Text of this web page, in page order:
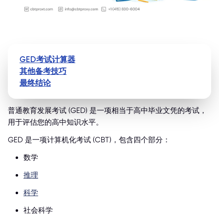
GED考试计算器
其他备考技巧
最终结论
普通教育发展考试 (GED) 是一项相当于高中毕业文凭的考试，
用于评估您的高中知识水平。
GED 是一项计算机化考试 (CBT)，包含四个部分：
数学
推理
科学
社会科学